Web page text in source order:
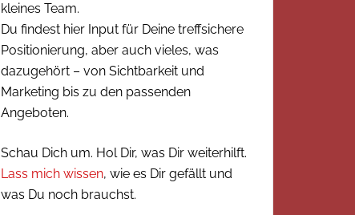
kleines Team.
Du findest hier Input für Deine treffsichere
Positionierung, aber auch vieles, was
dazugehört – von Sichtbarkeit und
Marketing bis zu den passenden
Angeboten.
Schau Dich um. Hol Dir, was Dir weiterhilft.
Lass mich wissen, wie es Dir gefällt und
was Du noch brauchst.